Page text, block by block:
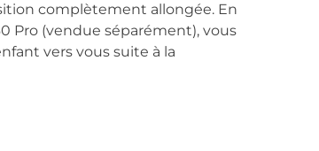
complètement allongée. En
Pro (vendue séparément), vous
vers vous suite à la